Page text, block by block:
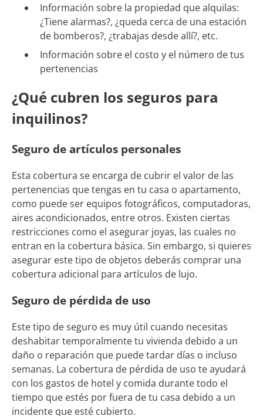
Información sobre la propiedad que alquilas:
¿Tiene alarmas?, ¿queda cerca de una estación
de bomberos?, ¿trabajas desde allí?, etc.
Información sobre el costo y el número de tus
pertenencias
¿Qué cubren los seguros para
inquilinos?
Seguro de artículos personales
Esta cobertura se encarga de cubrir el valor de las
pertenencias que tengas en tu casa o apartamento,
como puede ser equipos fotográficos, computadoras,
aires acondicionados, entre otros. Existen ciertas
restricciones como el asegurar joyas, las cuales no
entran en la cobertura básica. Sin embargo, si quieres
asegurar este tipo de objetos deberás comprar una
cobertura adicional para artículos de lujo.
Seguro de pérdida de uso
Este tipo de seguro es muy útil cuando necesitas
deshabitar temporalmente tu vivienda debido a un
daño o reparación que puede tardar días o incluso
semanas. La cobertura de pérdida de uso te ayudará
con los gastos de hotel y comida durante todo el
tiempo que estés por fuera de tu casa debido a un
incidente que esté cubierto.